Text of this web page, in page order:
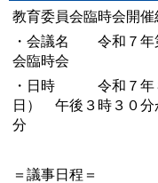
教育委員会臨時会開催
・会議名 令和７年
会臨時会
・日時 令和７年
日） 午後３時３０分
分
＝議事日程＝